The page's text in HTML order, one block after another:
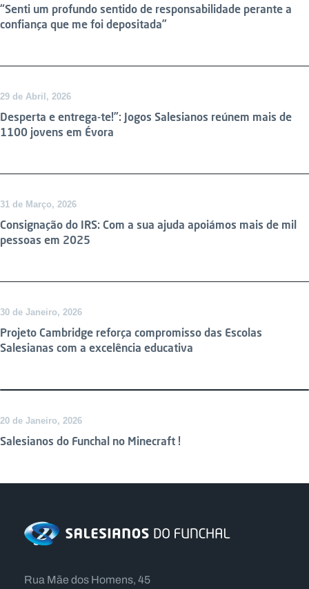
“Senti um profundo sentido de responsabilidade perante a
confiança que me foi depositada”
29 de Abril, 2026
Desperta e entrega-te!”: Jogos Salesianos reúnem mais de
1100 jovens em Évora
31 de Março, 2026
Consignação do IRS: Com a sua ajuda apoiámos mais de mil
pessoas em 2025
30 de Janeiro, 2026
Projeto Cambridge reforça compromisso das Escolas
Salesianas com a excelência educativa
20 de Janeiro, 2026
Salesianos do Funchal no Minecraft !
Rua Mãe dos Homens, 45